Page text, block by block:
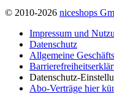
© 2010-2026 niceshops
Impressum und
Datenschutz
Allgemeine
Datenschutz-
Abo-Verträge hier